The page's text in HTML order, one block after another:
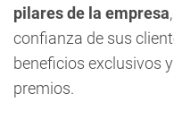
pilares de la empresa
confianza de sus
beneficios exclusivos
premios.